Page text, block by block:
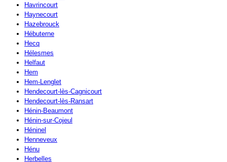
Havrincourt
Haynecourt
Hazebrouck
Hébuterne
Hecq
Hélesmes
Helfaut
Hem
Hem-Lenglet
Hendecourt-lès-Cagnicourt
Hendecourt-lès-Ransart
Hénin-Beaumont
Hénin-sur-Cojeul
Héninel
Henneveux
Hénu
Herbelles